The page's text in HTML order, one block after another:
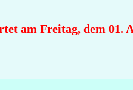
am Freitag, dem 01.